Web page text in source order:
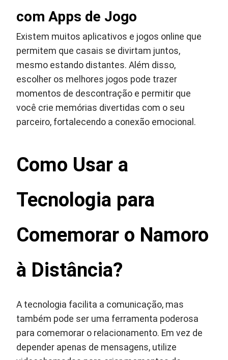
com Apps de Jogo
Existem muitos aplicativos e jogos online que
permitem que casais se divirtam juntos,
mesmo estando distantes. Além disso,
escolher os melhores jogos pode trazer
momentos de descontração e permitir que
você crie memórias divertidas com o seu
parceiro, fortalecendo a conexão emocional.
Como Usar a
Tecnologia para
Comemorar o Namoro
à Distância?
A tecnologia facilita a comunicação, mas
também pode ser uma ferramenta poderosa
para comemorar o relacionamento. Em vez de
depender apenas de mensagens, utilize